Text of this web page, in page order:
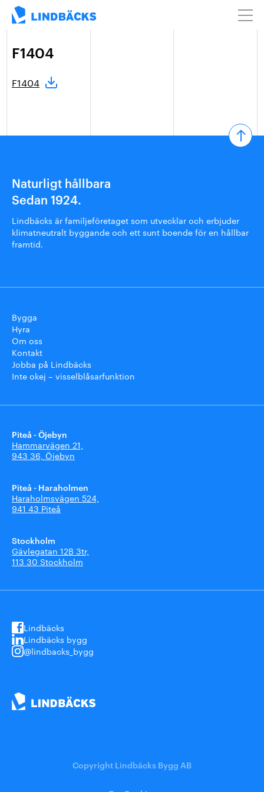
F1404
F1404
Naturligt hållbara
Sedan 1924.
Lindbäcks är familjeföretaget som utvecklar och erbjuder
klimatneutralt byggande och ett sunt boende för en hållbar
framtid.
Bygga
Hyra
Om oss
Kontakt
Jobba på Lindbäcks
Inte okej – visselblåsarfunktion
Piteå - Öjebyn
Hammarvägen 21,
943 36, Öjebyn
Piteå - Haraholmen
Haraholmsvägen 524,
941 43 Piteå
Stockholm
Gävlegatan 12B 3tr,
113 30 Stockholm
Lindbäcks
Lindbäcks bygg
@lindbacks_bygg
Copyright Lindbäcks Bygg AB